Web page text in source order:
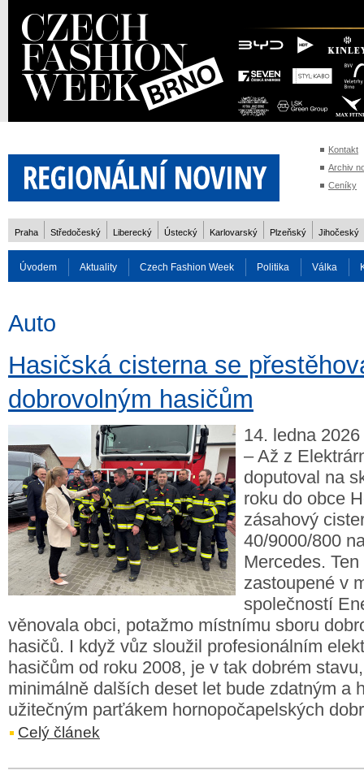
Kontakt
Archiv
Ceníky
Praha Středočeský Liberecký Ústecký Karlovarský Plzeňský Jihočeský
Úvodem Aktuality Czech Fashion Week Politika Válka
Auto
Hasičská cisterna se
dobrovolným hasičům
14. ledna
– Až z
doputoval na
roku do obce
zásahový
40/9000/800
Mercedes.
zastoupené v
společností
věnovala obci, potažmo místnímu sboru
hasičů. I když vůz sloužil profesionálním
hasičům od roku 2008, je v tak dobrém
minimálně dalších deset let bude zdatným a
užitečným parťákem hornopočapelských
Celý článek